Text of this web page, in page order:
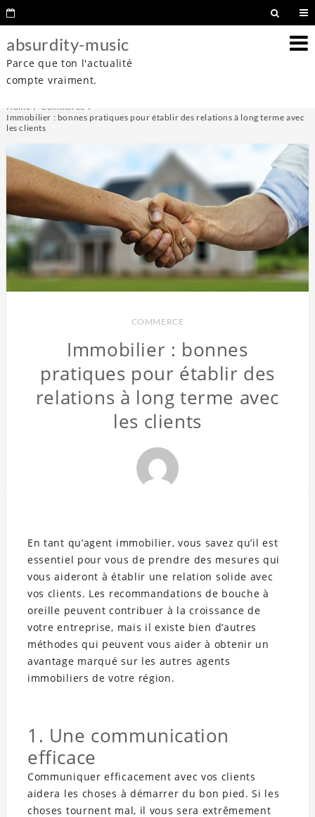
absurdity-music
Parce que ton l'actualité
compte vraiment.
Home
Commerce
Immobilier : bonnes pratiques pour établir des relations à long terme avec
les clients
COMMERCE
Immobilier : bonnes
pratiques pour établir des
relations à long terme avec
les clients
En tant qu’agent immobilier, vous savez qu’il est
essentiel pour vous de prendre des mesures qui
vous aideront à établir une relation solide avec
vos clients. Les recommandations de bouche à
oreille peuvent contribuer à la croissance de
votre entreprise, mais il existe bien d’autres
méthodes qui peuvent vous aider à obtenir un
avantage marqué sur les autres agents
immobiliers de votre région.
1. Une communication
efficace
Communiquer efficacement avec vos clients
aidera les choses à démarrer du bon pied. Si les
choses tournent mal, il vous sera extrêmement